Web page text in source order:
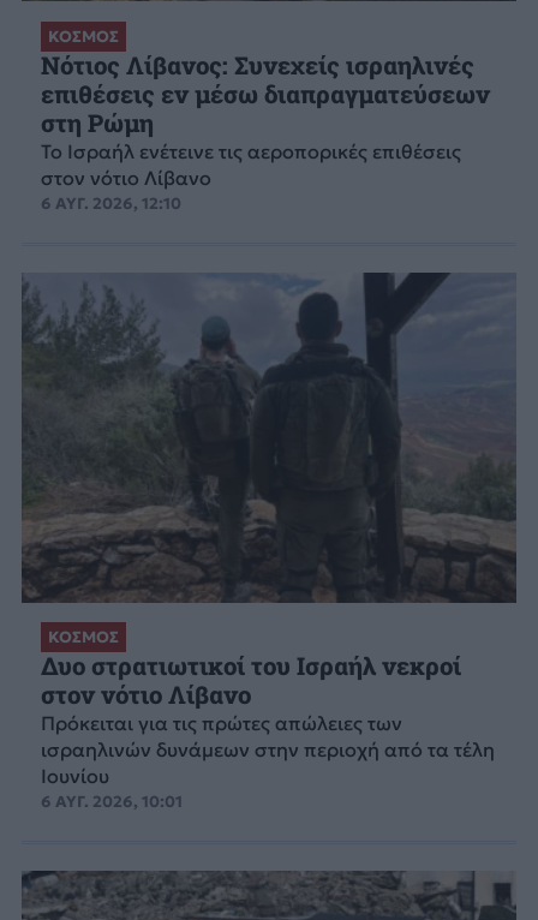
ΚΟΣΜΟΣ
Νότιος Λίβανος: Συνεχείς ισραηλινές
επιθέσεις εν μέσω διαπραγματεύσεων
στη Ρώμη
Το Ισραήλ ενέτεινε τις αεροπορικές επιθέσεις
στον νότιο Λίβανο
6 ΑΥΓ. 2026, 12:10
ΚΟΣΜΟΣ
Δυο στρατιωτικοί του Ισραήλ νεκροί
στον νότιο Λίβανο
Πρόκειται για τις πρώτες απώλειες των
ισραηλινών δυνάμεων στην περιοχή από τα τέλη
Ιουνίου
6 ΑΥΓ. 2026, 10:01